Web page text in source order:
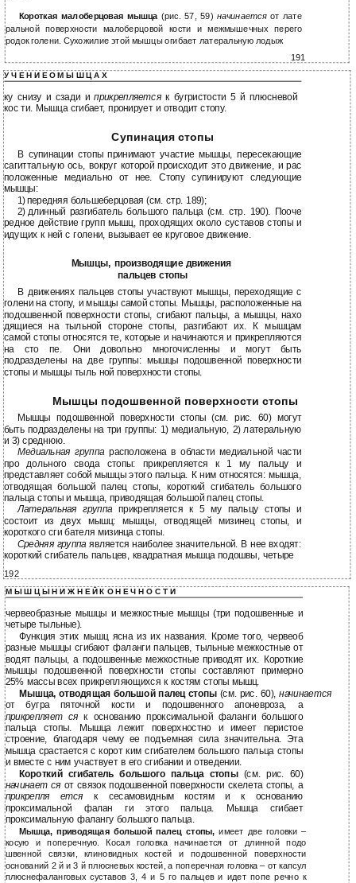
Короткая малоберцовая мышца(рис. 57, 59) начинается от лате
ральной поверхности малоберцовой кости и межмышечных перего
родок голени. Сухожилие этой мышцы огибает латеральную лодыж
191
У Ч Е Н И Е О М Ы Ш Ц А Х
ку снизу и сзади иприкрепляетсяк бугристости 5 й плюсневой
кос ти. Мышца сгибает, пронирует и отводит стопу.
Супинация стопы
В супинации стопы принимают участие мышцы, пересекающие
сагиттальную ось, вокруг которой происходит это движение, и рас
положенные медиально от нее. Стопу супинируют следующие
мышцы:
1)передняя большеберцовая (см. стр. 189);
2) длинный разгибатель большого пальца (см. стр. 190). Пооче
редное действие групп мышц, проходящих около суставов стопы и
идущих к ней с голени, вызывает ее круговое движение.
Мышцы, производящие движения
пальцев стопы
В движениях пальцев стопы участвуют мышцы, переходящие с
голени на стопу, и мышцы самой стопы. Мышцы, расположенные на
подошвенной поверхности стопы, сгибают пальцы, а мышцы, нахо
дящиеся на тыльной стороне стопы, разгибают их. К мышцам
самой стопы относятся те, которые и начинаются и прикрепляются
на сто пе. Они довольно многочисленны и могут быть
подразделены на две группы: мышцы подошвенной поверхности
стопы и мышцы тыль ной поверхности стопы.
Мышцы подошвенной поверхности стопы
Мышцы подошвенной поверхности стопы (см. рис. 60) могут
быть подразделены на три группы: 1) медиальную, 2) латеральную
и 3) среднюю.
Медиальная группарасположена в области медиальной части
про дольного свода стопы: прикрепляется к 1 му пальцу и
представляет собой мышцы этого пальца. К ним относятся: мышца,
отводящая большой палец стопы, короткий сгибатель большого
пальца стопы и мышца, приводящая большой палец стопы.
Латеральная группа прикрепляется к 5 му пальцу стопы и
состоит из двух мышц: мышцы, отводящей мизинец стопы, и
короткого сги бателя мизинца стопы.
Средняя группаявляется наиболее значительной. В нее входят:
короткий сгибатель пальцев, квадратная мышца подошвы, четыре
192
М Ы Ш Ц Ы Н И Ж Н Е Й К О Н Е Ч Н О С Т И
червеобразные мышцы и межкостные мышцы (три подошвенные и
четыре тыльные).
Функция этих мышц ясна из их названия. Кроме того, червеоб
разные мышцы сгибают фаланги пальцев, тыльные межкостные от
водят пальцы, а подошвенные межкостные приводят их. Короткие
мышцы подошвенной поверхности стопы составляют примерно
25% массы всех прикрепляющихся к костям стопы мышц.
Мышца, отводящая большой палец стопы (см. рис. 60),начинается
от бугра пяточной кости и подошвенного апоневроза, а
прикрепляет сяк основанию проксимальной фаланги большого
пальца стопы. Мышца лежит поверхностно и имеет перистое
строение, благодаря чему ее подъемная сила значительна. Эта
мышца срастается с корот ким сгибателем большого пальца стопы
и вместе с ним участвует в его сгибании и отведении.
Короткий сгибатель большого пальца стопы (см. рис. 60)
начинает ся от связок подошвенной поверхности скелета стопы, а
прикрепля етсяк сесамовидным костям и к основанию
проксимальной фалан ги этого пальца. Мышца сгибает
проксимальную фалангу большого пальца.
Мышца, приводящая большой палец стопы,имеет две головки –
косую и поперечную. Косая головка начинается от длинной подо
швенной связки, клиновидных костей и подошвенной поверхности
оснований 2 й и 3 й плюсневых костей, а поперечная головка – от капсул
плюснефаланговых суставов 3, 4 и 5 го пальцев и идет попе речно к